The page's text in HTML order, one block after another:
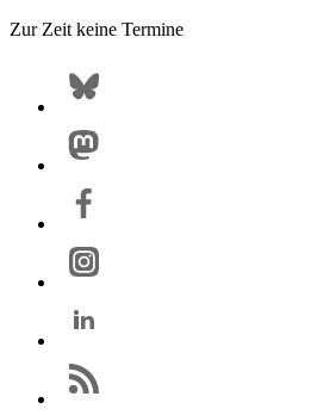
Zur Zeit keine Termine